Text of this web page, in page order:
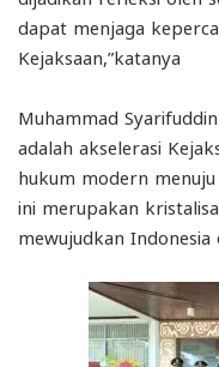
dapat menjaga
Kejaksaan,”katanya
Muhammad
adalah akselerasi
hukum modern
ini merupakan
mewujudkan Indonesia